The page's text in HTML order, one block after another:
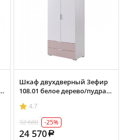
Шкаф двухдверный Зефир
108.01 белое дерево/пудра
4.7
32 680
-25%
24 570